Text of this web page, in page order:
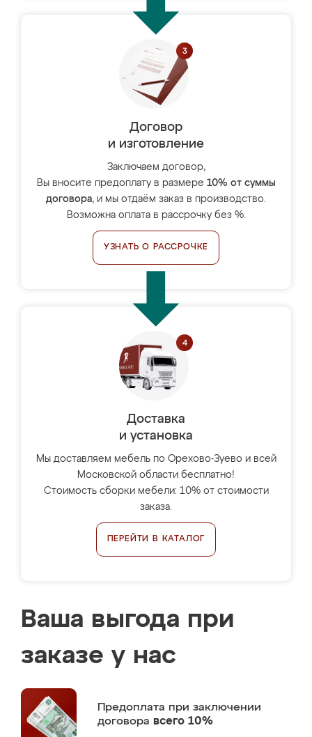
Договор
и изготовление
Заключаем договор,
Вы вносите предоплату в размере 10% от суммы
договора, и мы отдаём заказ в производство.
Возможна оплата в рассрочку без %.
УЗНАТЬ О РАССРОЧКЕ
Доставка
и установка
Мы доставляем мебель по Орехово-Зуево и всей
Московской области бесплатно!
Стоимость сборки мебели: 10% от стоимости
заказа.
ПЕРЕЙТИ В КАТАЛОГ
Ваша выгода при
заказе у нас
Предоплата при заключении
договора всего 10%